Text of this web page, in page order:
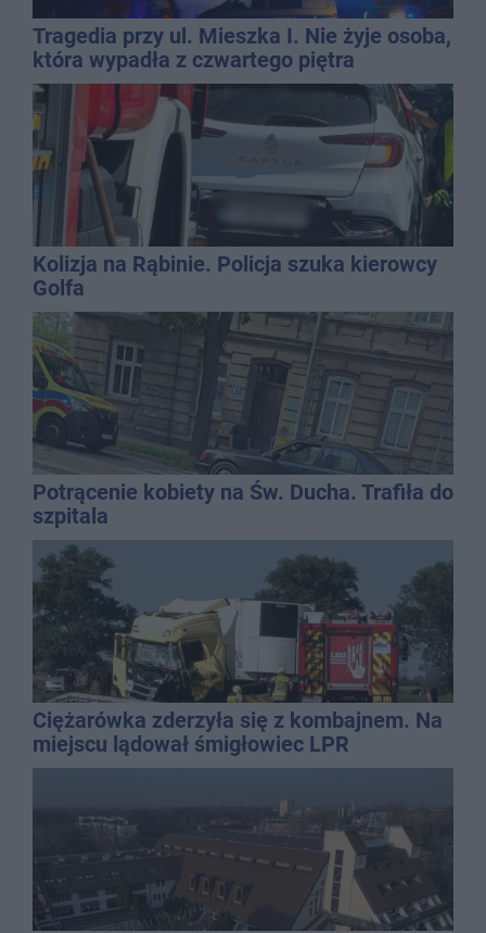
Tragedia przy ul. Mieszka I. Nie żyje osoba,
która wypadła z czwartego piętra
Kolizja na Rąbinie. Policja szuka kierowcy
Golfa
Potrącenie kobiety na Św. Ducha. Trafiła do
szpitala
Ciężarówka zderzyła się z kombajnem. Na
miejscu lądował śmigłowiec LPR